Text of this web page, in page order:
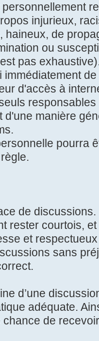
injurieux,
haineux, de
ou
pas
immédiatement
d'accès à
manière
pourra
de
rester courtois,
et
sans
d’une
adéquate.
de